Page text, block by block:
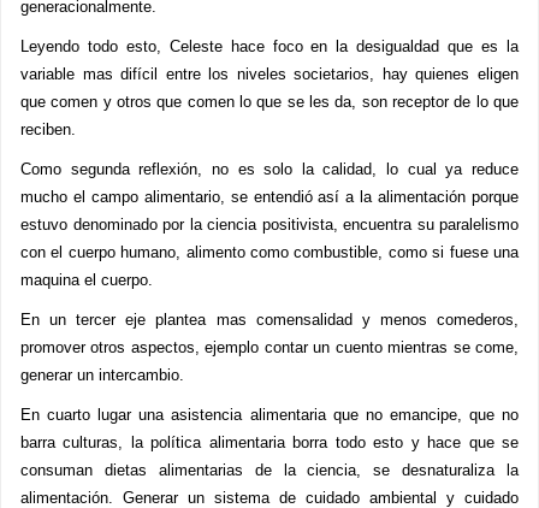
generacionalmente.
Leyendo todo esto, Celeste hace foco en la desigualdad que es la
variable mas difícil entre los niveles societarios, hay quienes eligen
que comen y otros que comen lo que se les da, son receptor de lo que
reciben.
Como segunda reflexión, no es solo la calidad, lo cual ya reduce
mucho el campo alimentario, se entendió así a la alimentación porque
estuvo denominado por la ciencia positivista, encuentra su paralelismo
con el cuerpo humano, alimento como combustible, como si fuese una
maquina el cuerpo.
En un tercer eje plantea mas comensalidad y menos comederos,
promover otros aspectos, ejemplo contar un cuento mientras se come,
generar un intercambio.
En cuarto lugar una asistencia alimentaria que no emancipe, que no
barra culturas, la política alimentaria borra todo esto y hace que se
consuman dietas alimentarias de la ciencia, se desnaturaliza la
alimentación. Generar un sistema de cuidado ambiental y cuidado